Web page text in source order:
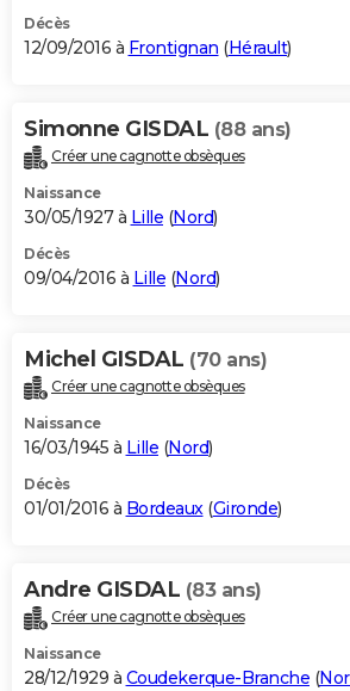
Décès
12/09/2016 à Frontignan (Hérault)
Simonne GISDAL (88 ans)
Créer une cagnotte obsèques
Naissance
30/05/1927 à Lille (Nord)
Décès
09/04/2016 à Lille (Nord)
Michel GISDAL (70 ans)
Créer une cagnotte obsèques
Naissance
16/03/1945 à Lille (Nord)
Décès
01/01/2016 à Bordeaux(Gironde)
Andre GISDAL (83 ans)
Créer une cagnotte obsèques
Naissance
28/12/1929 à Coudekerque-Branche (